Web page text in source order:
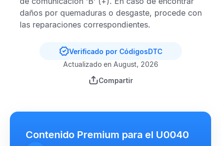
daños por quemaduras o desgaste, procede con
las reparaciones correspondientes.
Verificado por CódigosDTC
Actualizado en August, 2026
Compartir
Contenido Premium para el U0040